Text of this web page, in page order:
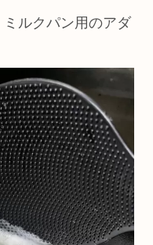
ルクパン用のアダ